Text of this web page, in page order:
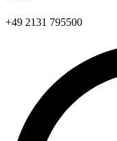
+49 2131 795500​